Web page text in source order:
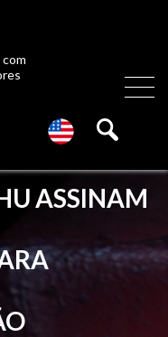
ASSINAM